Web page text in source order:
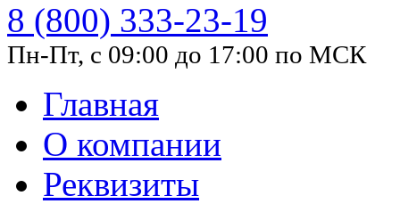
8 (800) 333-23-19
Пн-Пт, с 09:00 до 17:00 по МСК
Главная
О компании
Реквизиты